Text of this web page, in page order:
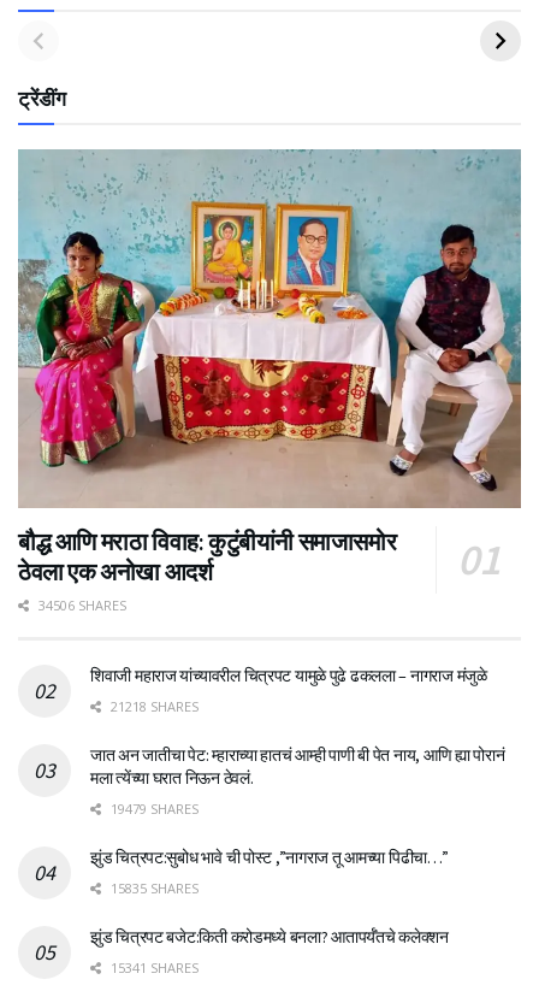
ट्रेंडींग
बौद्ध आणि मराठा विवाह: कुटुंबीयांनी समाजासमोर
ठेवला एक अनोखा आदर्श
34506 SHARES
शिवाजी महाराज यांच्यावरील चित्रपट यामुळे पुढे ढकलला – नागराज मंजुळे
21218 SHARES
जात अन जातीचा पेट: म्हाराच्या हातचं आम्ही पाणी बी पेत नाय, आणि ह्या पोरानं
मला त्येंच्या घरात निऊन ठेवलं.
19479 SHARES
झुंड चित्रपट:सुबोध भावे ची पोस्ट ,”नागराज तू आमच्या पिढीचा…”
15835 SHARES
झुंड चित्रपट बजेट:किती करोडमध्ये बनला? आतापर्यँतचे कलेक्शन
15341 SHARES